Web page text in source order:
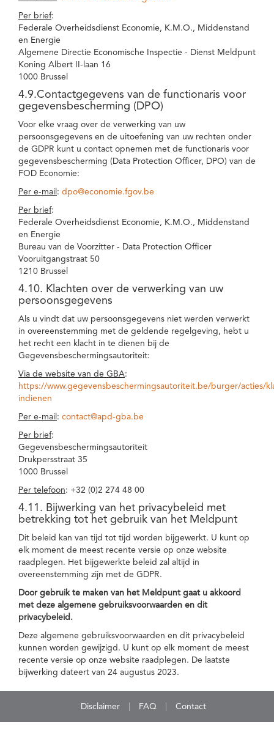
Per brief:
Federale Overheidsdienst Economie, K.M.O., Middenstand
en Energie
Algemene Directie Economische Inspectie - Dienst Meldpunt
Koning Albert II-laan 16
1000 Brussel
4.9.Contactgegevens van de functionaris voor
gegevensbescherming (DPO)
Voor elke vraag over de verwerking van uw
persoonsgegevens en de uitoefening van uw rechten onder
de GDPR kunt u contact opnemen met de functionaris voor
gegevensbescherming (Data Protection Officer, DPO) van de
FOD Economie:
Per e-mail : dpo@economie.fgov.be
Per brief:
Federale Overheidsdienst Economie, K.M.O., Middenstand
en Energie
Bureau van de Voorzitter - Data Protection Officer
Vooruitgangstraat 50
1210 Brussel
4.10. Klachten over de verwerking van uw
persoonsgegevens
Als u vindt dat uw persoonsgegevens niet werden verwerkt
in overeenstemming met de geldende regelgeving, hebt u
het recht een klacht in te dienen bij de
Gegevensbeschermingsautoriteit:
Via de website van de GBA:
https://www.gegevensbeschermingsautoriteit.be/burger/acties/
indienen
Per e-mail : contact@apd-gba.be
Per brief:
Gegevensbeschermingsautoriteit
Drukpersstraat 35
1000 Brussel
Per telefoon: +32 (0)2 274 48 00
4.11. Bijwerking van het privacybeleid met
betrekking tot het gebruik van het Meldpunt
Dit beleid kan van tijd tot tijd worden bijgewerkt. U kunt op
elk moment de meest recente versie op onze website
raadplegen. Het bijgewerkte beleid zal altijd in
overeenstemming zijn met de GDPR.
Door gebruik te maken van het Meldpunt gaat u akkoord
met deze algemene gebruiksvoorwaarden en dit
privacybeleid.
Deze algemene gebruiksvoorwaarden en dit privacybeleid
kunnen worden gewijzigd. U kunt op elk moment de meest
recente versie op onze website raadplegen. De laatste
bijwerking dateert van 24 augustus 2023.
Disclaimer FAQ Contact